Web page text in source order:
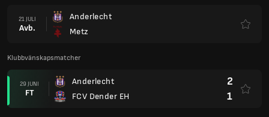
21 JULI
Avb.
Anderlecht
Metz
Klubbvänskapsmatcher
29 JUNI
FT
Anderlecht
FCV Dender EH
2
1